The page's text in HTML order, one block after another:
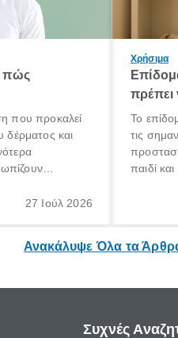
πώς
που προκαλεί
δέρματος και
τι είναι»,
27 Ιούλ 2026
Χρήσιμα
πρέπει
Το
τις
παιδί
Ανακάλυψε Όλα τα
Συχνές